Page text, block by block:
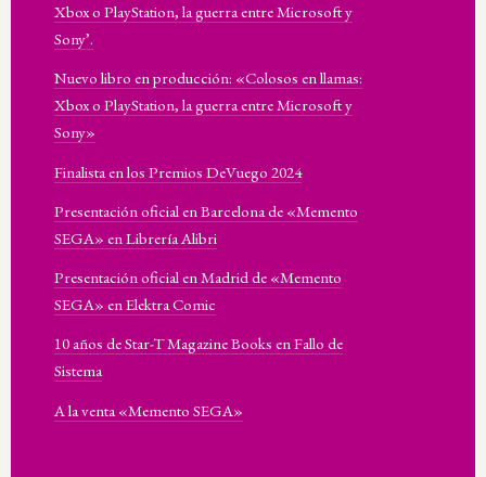
Xbox o PlayStation, la guerra entre Microsoft y
Sony’.
Nuevo libro en producción: «Colosos en llamas:
Xbox o PlayStation, la guerra entre Microsoft y
Sony»
Finalista en los Premios DeVuego 2024
Presentación oficial en Barcelona de «Memento
SEGA» en Librería Alibri
Presentación oficial en Madrid de «Memento
SEGA» en Elektra Comic
10 años de Star-T Magazine Books en Fallo de
Sistema
A la venta «Memento SEGA»